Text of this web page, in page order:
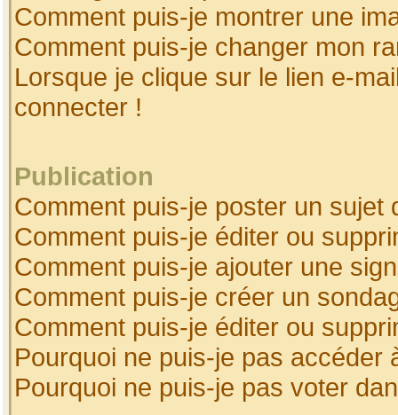
Comment puis-je montrer une
Comment puis-je changer mon
Lorsque je clique sur le lien e-
connecter !
Publication
Comment puis-je poster un sujet
Comment puis-je éditer ou
Comment puis-je ajouter une
Comment puis-je créer un
Comment puis-je éditer ou
Pourquoi ne puis-je pas accéder
Pourquoi ne puis-je pas voter